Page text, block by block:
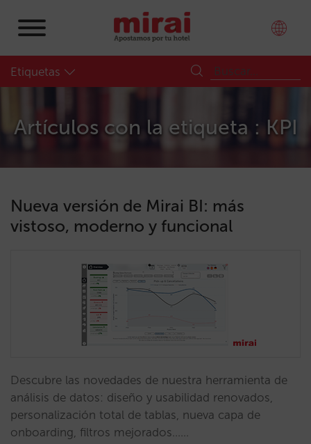
Etiquetas
Artículos con la etiqueta : KPI
Nueva versión de Mirai BI: más
vistoso, moderno y funcional
Descubre las novedades de nuestra herramienta de
análisis de datos: diseño y usabilidad renovados,
personalización total de tablas, nueva capa de
onboarding, filtros mejorados……